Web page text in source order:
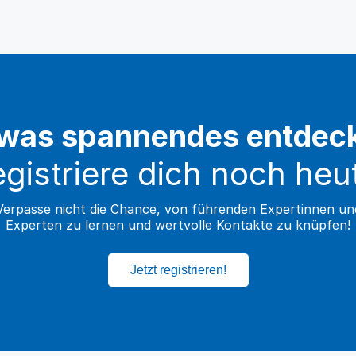
spannendes
dich noch
nicht die Chance, von führenden Expertinnen
Experten zu lernen und wertvolle Kontakte zu knüpfen!
Jetzt registrieren!